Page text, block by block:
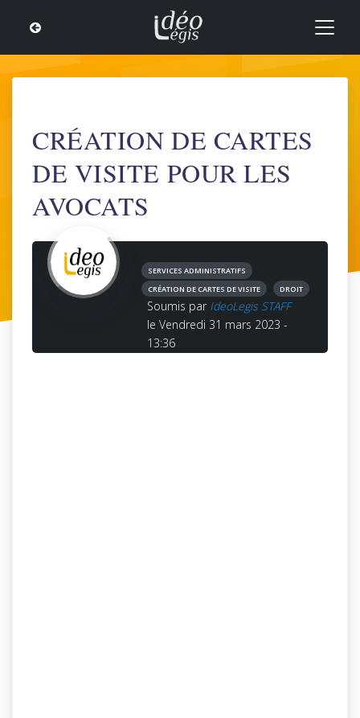
CRÉATION DE CARTES
DE VISITE POUR LES
AVOCATS
SERVICES ADMINISTRATIFS
CRÉATION DE CARTES DE VISITE
DROIT
Soumis par IdeoLegis STAFF
le Vendredi 31 mars 2023 -
13:36